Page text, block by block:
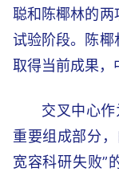
聪和陈椰林的两
试验阶段。陈椰
取得当前成果，
交叉中心作
重要组成部分，
宽容科研失败”